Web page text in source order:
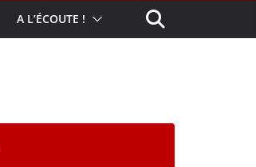
A L’ÉCOUTE !